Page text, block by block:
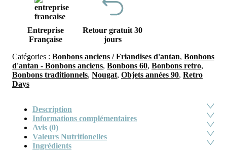
Entreprise
Française
Retour gratuit 30
jours
Catégories : Bonbons anciens / Friandises d'antan, Bonbons
d'antan - Bonbons anciens, Bonbons 60, Bonbons retro,
Bonbons traditionnels, Nougat, Objets années 90, Retro
Days
Description
Informations complémentaires
Avis (0)
Valeurs Nutritionelles
Ingrédients